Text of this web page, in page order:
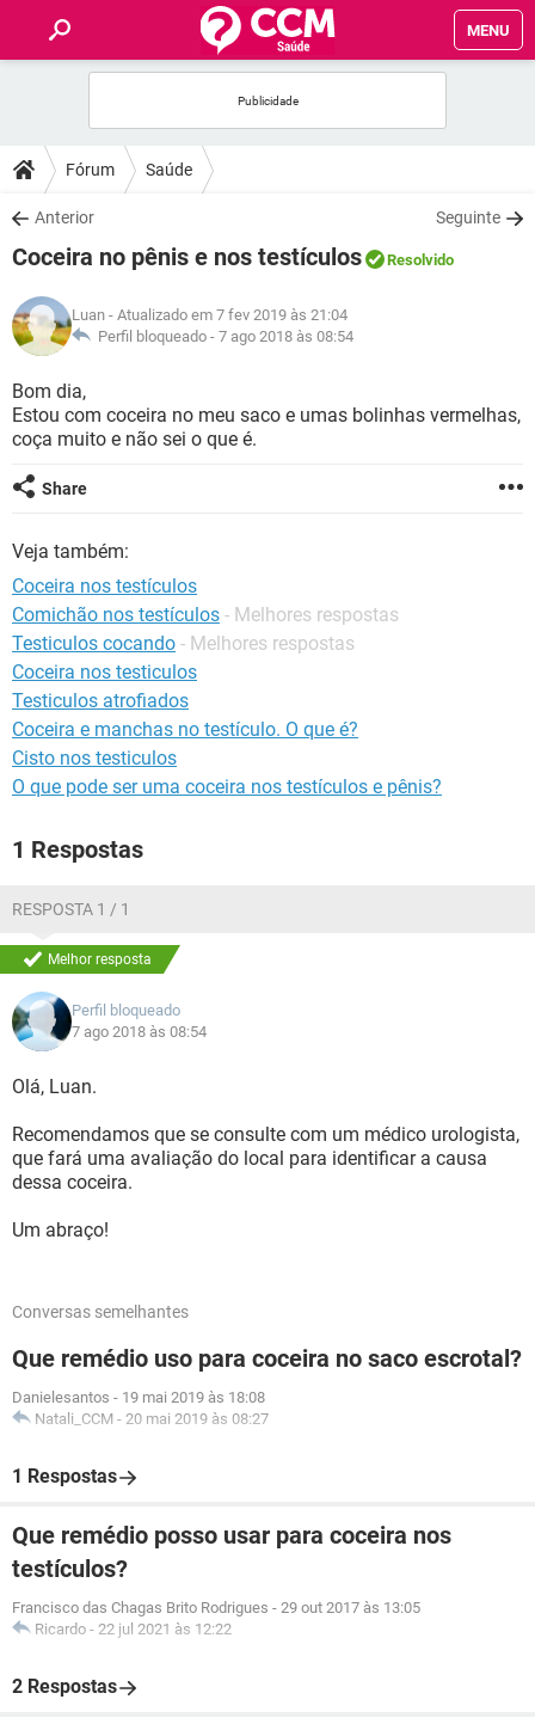
MENU
FÓRUM
SAÚDE
NUTRIÇÃO
BEM-ESTAR
Fórum Saúde
Anterior Seguinte
Coceira no pênis e nos testículos Resolvido
Luan - Atualizado em 7 fev 2019 às 21:04
Perfil bloqueado - 7 ago 2018 às 08:54
Bom dia,
Estou com coceira no meu saco e umas bolinhas vermelhas,
coça muito e não sei o que é.
Share
Veja também:
Coceira nos testículos
Comichão nos testículos - Melhores respostas
Testiculos cocando - Melhores respostas
Coceira nos testiculos
Testiculos atrofiados
Coceira e manchas no testículo. O que é?
Cisto nos testiculos
O que pode ser uma coceira nos testículos e pênis?
1 Respostas
RESPOSTA 1 / 1
Melhor resposta
Perfil bloqueado
7 ago 2018 às 08:54
Olá, Luan.
Recomendamos que se consulte com um médico urologista,
que fará uma avaliação do local para identificar a causa
dessa coceira.
Um abraço!
Conversas semelhantes
Que remédio uso para coceira no saco escrotal?
Danielesantos - 19 mai 2019 às 18:08
Natali_CCM - 20 mai 2019 às 08:27
1 Respostas
Que remédio posso usar para coceira nos
testículos?
Francisco das Chagas Brito Rodrigues - 29 out 2017 às 13:05
Ricardo - 22 jul 2021 às 12:22
2 Respostas